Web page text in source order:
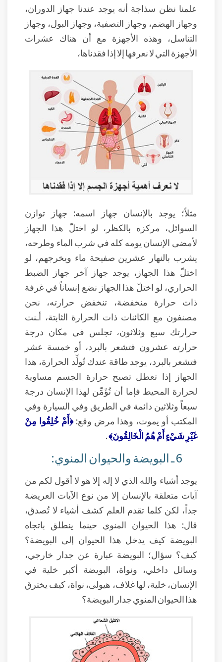
علمنا نظن سذاجة أنه يوجد عندنا جهاز الدوران،
وجهاز الهضم، وجهاز التصفية، وجهاز البول، وجهاز
التناسل، وهذه الأجهزة مع أن هناك عشرات
الأجهزة التي لا نعرفها إلا إذا فقدناها،
مثلاً؛ يوجد بالإنسان جهاز اسمه: جهاز توازن
السوائل، مركزه بالكظر، لو اختلّ هذا الجهاز
لأمضى الإنسان يومه كله في شرب الماء وطرحه،
يشرب بالنهار عشرين صفيحة ماء ويخرجهم، لو
اختلّ هذا الجهاز، يوجد جهاز آخر جهاز الضبط
الحراري، لو اختلّ هذا الجهاز نضع إنساناً في غرفة
ذات حرارة منخفضة، تنخفض حرارته، نحن
مصنفون مع الكائنات ذات الحرارة الثابتة، أـنت
حرارتك سبع وثلاثون، تجلس في مكان درجة
حرارته عشرون فتشعر بالبرد، أو خمسة عشر
فتشعر بالبرد، يوجد طاقة عندك تُولِّد الحرارة، هذا
الجهاز إذا تعطل تصبح حرارة الجسم مساوية
لحرارة المحيط فإما أن تُؤَمِّن لهذا الإنسان درجة
سبعاً وثلاثين دائمة في الطريق وفي السيارة وفي
المكتب أو يموت، وهذا مرض وقع:﴿أَمْ خُلِقُوا مِنْ
غَيْرِ شَيْءٍ أَمْ هُمُ الْخَالِقُونَ﴾.
6 ـ البويضة والحيوان المنوي:
يوجد أشياء والله الذي لا إله إلا هو لا أقول لكم من
آيات متعلقة بالإنسان إلا من نوع الآيات العريضة
جداً، لكن كلما تقدم العلم كشف أشياء لا تُصدق،
قال: هذا الحيوان المنوي حينما ينطلق باتجاه
البويضة كيف يدخل هذا الحيوان إلى البويضة؟
كيف؟ سؤال؛ البويضة عبارة عن جدار خارجي،
وسائل داخلي، ونواة، البويضة أكبر خلية في
الإنسان، خلية، لها غلاف، هيولى، نواة، كيف يخترق
هذا الحيوان المنوي جدار البويضة؟